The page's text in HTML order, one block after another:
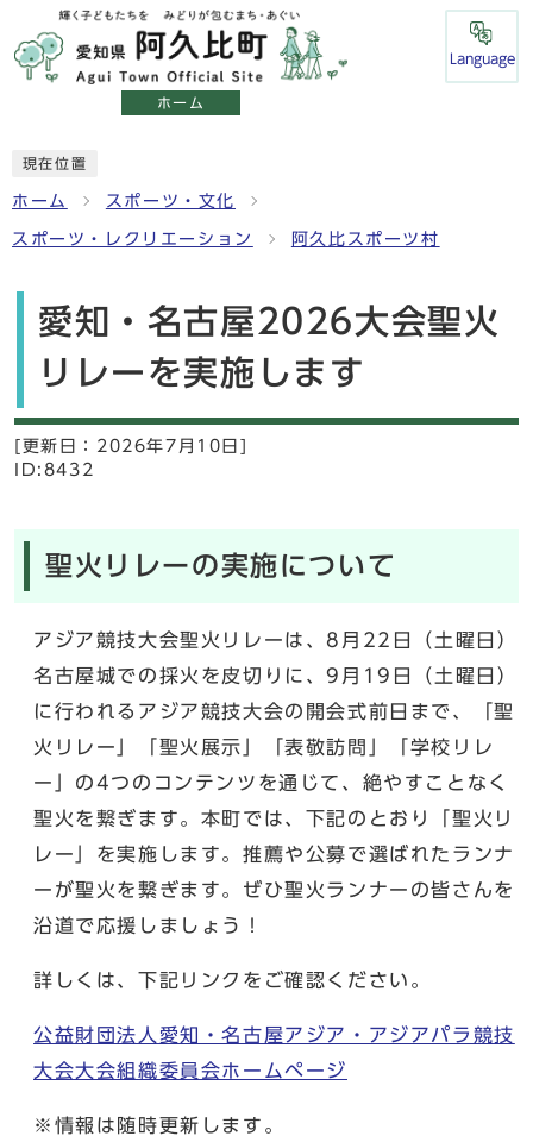
ホーム
Language
現在位置
ホーム スポーツ・文化
スポーツ・レクリエーション 阿久比スポーツ村
愛知・名古屋2026大会聖火
リレーを実施します
[更新日： 2026年7月10日]
ID:8432
聖火リレーの実施について
アジア競技大会聖火リレーは、8月22日（土曜日）
名古屋城での採火を皮切りに、9月19日（土曜日）
に行われるアジア競技大会の開会式前日まで、「聖
火リレー」「聖火展示」「表敬訪問」「学校リレ
ー」の4つのコンテンツを通じて、絶やすことなく
聖火を繋ぎます。本町では、下記のとおり「聖火リ
レー」を実施します。推薦や公募で選ばれたランナ
ーが聖火を繋ぎます。ぜひ聖火ランナーの皆さんを
沿道で応援しましょう！
詳しくは、下記リンクをご確認ください。
公益財団法人愛知・名古屋アジア・アジアパラ競技
大会大会組織委員会ホームページ
※情報は随時更新します。